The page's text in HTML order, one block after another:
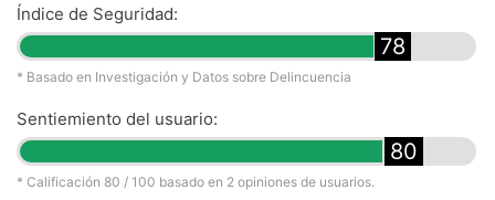
Índice de Seguridad:
78
* Basado en Investigación y Datos sobre Delincuencia
Sentiemiento del usuario:
80
* Calificación 80 / 100 basado en 2 opiniones de usuarios.